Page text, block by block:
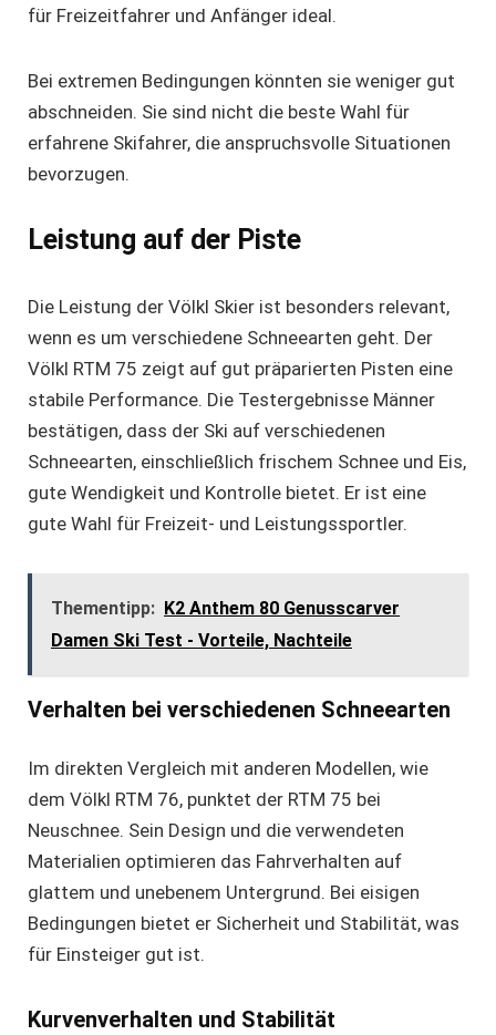
für Freizeitfahrer und Anfänger ideal.
Bei extremen Bedingungen könnten sie weniger gut
abschneiden. Sie sind nicht die beste Wahl für
erfahrene Skifahrer, die anspruchsvolle Situationen
bevorzugen.
Leistung auf der Piste
Die Leistung der Völkl Skier ist besonders relevant,
wenn es um verschiedene Schneearten geht. Der
Völkl RTM 75 zeigt auf gut präparierten Pisten eine
stabile Performance. Die Testergebnisse Männer
bestätigen, dass der Ski auf verschiedenen
Schneearten, einschließlich frischem Schnee und Eis,
gute Wendigkeit und Kontrolle bietet. Er ist eine
gute Wahl für Freizeit- und Leistungssportler.
Thementipp: K2 Anthem 80 Genusscarver
Damen Ski Test - Vorteile, Nachteile
Verhalten bei verschiedenen Schneearten
Im direkten Vergleich mit anderen Modellen, wie
dem Völkl RTM 76, punktet der RTM 75 bei
Neuschnee. Sein Design und die verwendeten
Materialien optimieren das Fahrverhalten auf
glattem und unebenem Untergrund. Bei eisigen
Bedingungen bietet er Sicherheit und Stabilität, was
für Einsteiger gut ist.
Kurvenverhalten und Stabilität